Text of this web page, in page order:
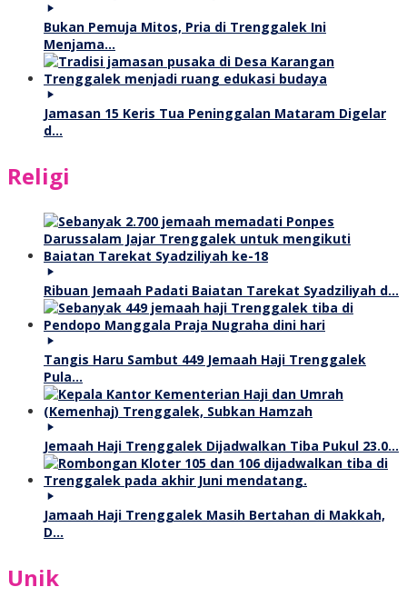
Bukan Pemuja Mitos, Pria di Trenggalek Ini
Menjama…
Jamasan 15 Keris Tua Peninggalan Mataram Digelar
d…
Religi
Ribuan Jemaah Padati Baiatan Tarekat Syadziliyah d…
Tangis Haru Sambut 449 Jemaah Haji Trenggalek
Pula…
Jemaah Haji Trenggalek Dijadwalkan Tiba Pukul 23.0…
Jamaah Haji Trenggalek Masih Bertahan di Makkah,
D…
Unik